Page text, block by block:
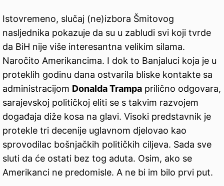
Istovremeno, slučaj (ne)izbora Šmitovog
nasljednika pokazuje da su u zabludi svi koji tvrde
da BiH nije više interesantna velikim silama.
Naročito Amerikancima. I dok to Banjaluci koja je u
proteklih godinu dana ostvarila bliske kontakte sa
administracijom Donalda Trampa prilično odgovara,
sarajevskoj političkoj eliti se s takvim razvojem
događaja diže kosa na glavi. Visoki predstavnik je
protekle tri decenije uglavnom djelovao kao
sprovodilac bošnjačkih političkih ciljeva. Sada sve
sluti da će ostati bez tog aduta. Osim, ako se
Amerikanci ne predomisle. A ne bi im bilo prvi put.